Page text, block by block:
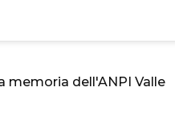
memoria dell'ANPI Valle